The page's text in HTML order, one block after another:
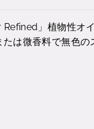
」植物性オ
は微香料で無色